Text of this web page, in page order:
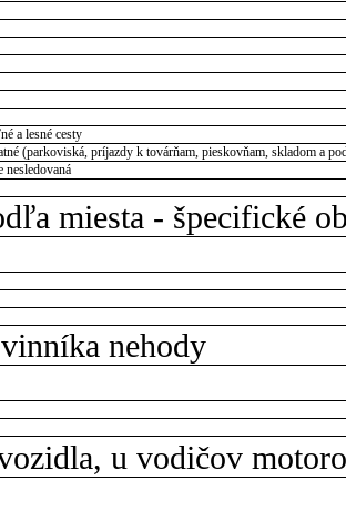
a lesné cesty
(parkoviská, príjazdy k továrňam, pieskovňam, skladom a
nesledovaná
miesta - špecifické
nehody
u vodičov